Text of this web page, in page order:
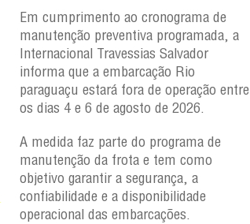
Em cumprimento ao cronograma de
manutenção preventiva programada, a
Internacional Travessias Salvador
informa que a embarcação Rio
paraguaçu estará fora de operação entre
os dias 4 e 6 de agosto de 2026.
A medida faz parte do programa de
manutenção da frota e tem como
objetivo garantir a segurança, a
confiabilidade e a disponibilidade
operacional das embarcações.